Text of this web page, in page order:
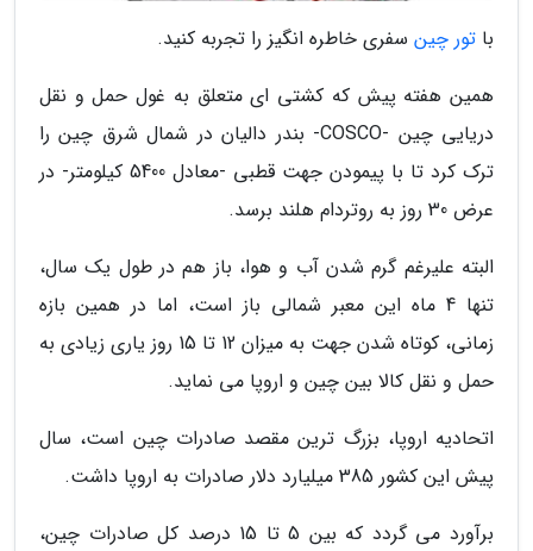
با تور چین سفری خاطره انگیز را تجربه کنید.
همین هفته پیش که کشتی ای متعلق به غول حمل و نقل
دریایی چین -COSCO- بندر دالیان در شمال شرق چین را
ترک کرد تا با پیمودن جهت قطبی -معادل 5400 کیلومتر- در
عرض 30 روز به روتردام هلند برسد.
البته علیرغم گرم شدن آب و هوا، باز هم در طول یک سال،
تنها 4 ماه این معبر شمالی باز است، اما در همین بازه
زمانی، کوتاه شدن جهت به میزان 12 تا 15 روز یاری زیادی به
حمل و نقل کالا بین چین و اروپا می نماید.
اتحادیه اروپا، بزرگ ترین مقصد صادرات چین است، سال
پیش این کشور 385 میلیارد دلار صادرات به اروپا داشت.
برآورد می گردد که بین 5 تا 15 درصد کل صادرات چین،